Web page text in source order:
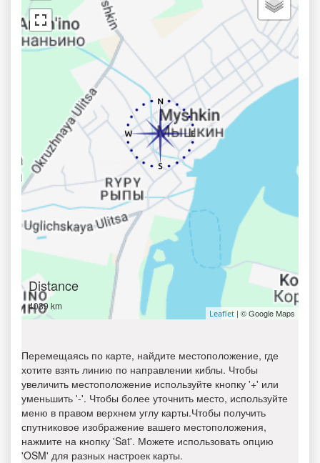
Distance
4039 km
Leaflet | © Google Maps
Перемещаясь по карте, найдите местоположение, где
хотите взять линию по направлении киблы. Чтобы
увеличить местоположение используйте кнопку '+' или
уменьшить '-'. Чтобы более уточнить место, используйте
меню в правом верхнем углу карты.Чтобы получить
спутниковое изображение вашего местоположения,
нажмите на кнопку 'Sat'. Можете использовать опцию
'OSM' для разных настроек карты.